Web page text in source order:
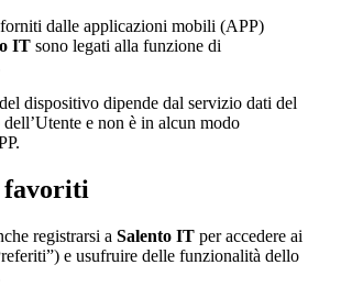
dalle applicazioni mobili (APP)
IT sono legati alla funzione di
dispositivo dipende dal servizio dati del
e non è in alcun modo
favoriti
registrarsi a Salento IT per accedere ai
e usufruire delle funzionalità dello